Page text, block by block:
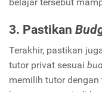
3. Pastikan
Terakhir, pastikan
tutor privat sesuai
memilih tutor